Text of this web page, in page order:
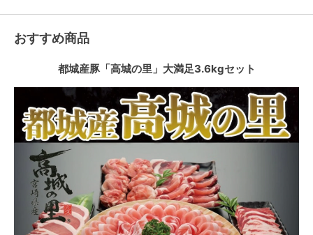
おすすめ商品
都城産豚「高城の里」大満足3.6kgセット